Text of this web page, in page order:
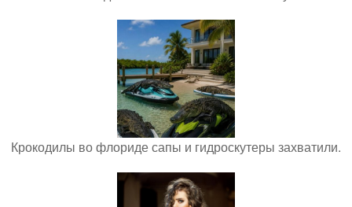
Крокодилы во флориде сапы и гидроскутеры захватили.